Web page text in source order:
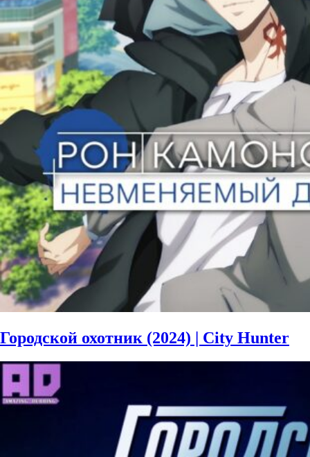
Городской охотник (2024) | City Hunter